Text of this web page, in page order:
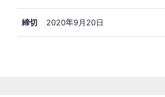
締切 2020年9月20日